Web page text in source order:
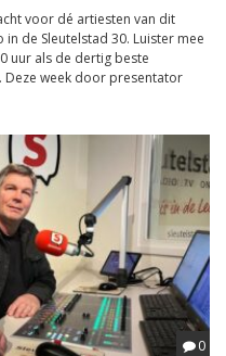
voor dé artiesten van dit
de Sleutelstad 30. Luister mee
uur als de dertig beste
Deze week door presentator
0